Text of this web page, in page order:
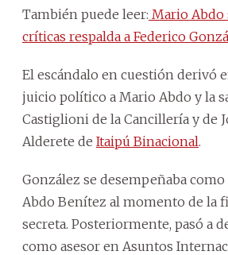
También puede leer: Mario Abdo
críticas respalda a Federico
El escándalo en cuestión derivó
juicio político a Mario Abdo y la
Castiglioni de la Cancillería y de
Alderete de Itaipú Binacional.
González se desempeñaba
Abdo Benítez al momento de la
secreta. Posteriormente, pasó a
como asesor en Asuntos